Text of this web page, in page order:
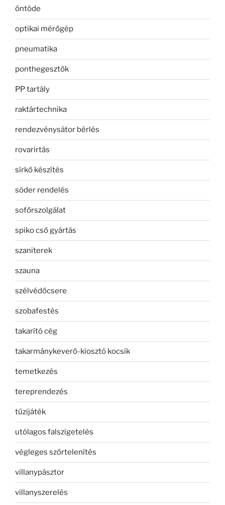
öntöde
optikai mérőgép
pneumatika
ponthegesztők
PP tartály
raktártechnika
rendezvénysátor bérlés
rovarirtás
sírkő készítés
sóder rendelés
sofőrszolgálat
spiko cső gyártás
szaniterek
szauna
szélvédőcsere
szobafestés
takarító cég
takarmánykeverő-kiosztó kocsik
temetkezés
tereprendezés
tűzijáték
utólagos falszigetelés
végleges szőrtelenítés
villanypásztor
villanyszerelés